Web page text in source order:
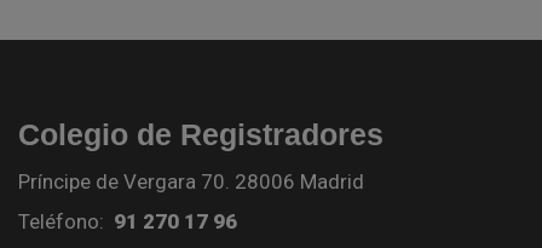
Colegio de Registradores
Príncipe de Vergara 70. 28006 Madrid
Teléfono: 91 270 17 96